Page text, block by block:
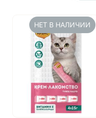
НЕТ В НАЛИЧИИ